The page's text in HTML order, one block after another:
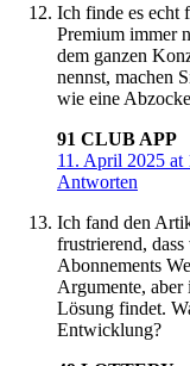
Ich finde es echt
Premium immer
dem ganzen
nennst, machen
wie eine
91 CLUB APP
11. April 2025 at
Antworten
Ich fand den
frustrierend,
Abonnements
Argumente, aber
Lösung findet.
Entwicklung?